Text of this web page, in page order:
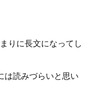
りに長文になってし
は読みづらいと思い